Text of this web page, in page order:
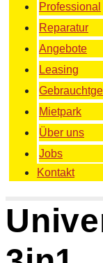
Professional
Reparatur
Angebote
Leasing
Mietpark
Über uns
Jobs
Kontakt